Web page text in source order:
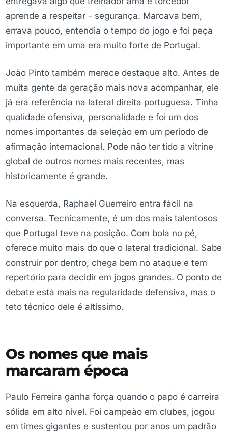
aprende a respeitar - segurança. Marcava bem,
errava pouco, entendia o tempo do jogo e foi peça
importante em uma era muito forte de Portugal.
João Pinto também merece destaque alto. Antes de
muita gente da geração mais nova acompanhar, ele
já era referência na lateral direita portuguesa. Tinha
qualidade ofensiva, personalidade e foi um dos
nomes importantes da seleção em um período de
afirmação internacional. Pode não ter tido a vitrine
global de outros nomes mais recentes, mas
historicamente é grande.
Na esquerda, Raphael Guerreiro entra fácil na
conversa. Tecnicamente, é um dos mais talentosos
que Portugal teve na posição. Com bola no pé,
oferece muito mais do que o lateral tradicional. Sabe
construir por dentro, chega bem no ataque e tem
repertório para decidir em jogos grandes. O ponto de
debate está mais na regularidade defensiva, mas o
teto técnico dele é altíssimo.
Os nomes que mais
marcaram época
Paulo Ferreira ganha força quando o papo é carreira
sólida em alto nível. Foi campeão em clubes, jogou
em times gigantes e sustentou por anos um padrão